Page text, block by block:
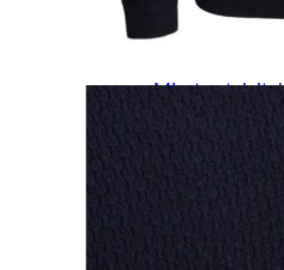
Miesten
Miesten kevät-
Miesten
NAISET
Naisten paidat
Naisten colleget
Paidat, tunikat ja jakut
Trikoopaidat
Naisten puserot
Tunikat